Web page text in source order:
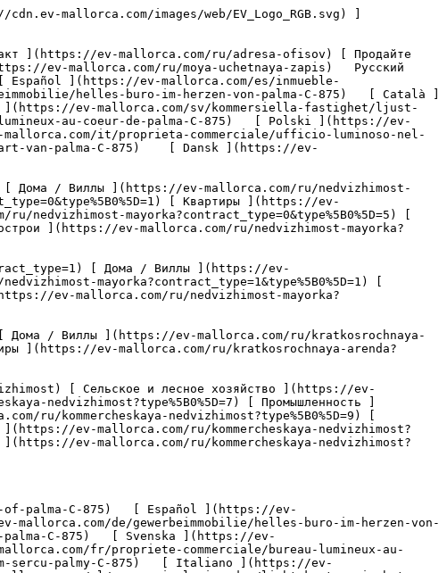
[ Все объекты недвижимости ](https://ev-mallorca.com/ru/kommercheskaya-nedvizhimost) [ Сельское и лесное хозяйство ](https://ev-mallorca.com/ru/kommercheskaya-nedvizhimost?type%5B0%5D=6) [ Отель ](https://ev-mallorca.com/ru/kommercheskaya-nedvizhimost?type%5B0%5D=7) [ Промышленность ](https://ev-mallorca.com/ru/kommercheskaya-nedvizhimost?type%5B0%5D=8) [ Инвестиция ](https://ev-mallorca.com/ru/kommercheskaya-nedvizhimost?type%5B0%5D=9) [ Гастрономия ](https://ev-mallorca.com/ru/kommercheskaya-nedvizhimost?type%5B0%5D=10) [ Земельный участок ](https://ev-mallorca.com/ru/kommercheskaya-nedvizhimost?type%5B0%5D=11) [ Офис ](https://ev-mallorca.com/ru/kommercheskaya-nedvizhimost?type%5B0%5D=12) [ Другие ](https://ev-mallorca.com/ru/kommercheskaya-nedvizhimost?type%5B0%5D=13) [ Магазин ](https://ev-mallorca.com/ru/kommercheskaya-nedvizhimost?type%5B0%5D=14) 

 [ Новострои ](https://ev-mallorca.com/ru/novostroi-mayorka) 

 [ О нас ](https://ev-mallorca.com/ru/o-nas) 

 [ О Майорке ](https://ev-mallorca.com/ru/o-mayorke) 

 [ Продайте свою недвижимость ](https://ev-mallorca.com/ru/prodat-nedvizhimost-mayorka) 

 [ Контакт ](https://ev-mallorca.com/ru/adresa-ofisov) 

   [ Моя учетная запись ](https://ev-mallorca.com/ru/moya-uchetnaya-zapis) 

 [   Позвоните нам по телефону +34 971 01 63 55   ](tel:+34971016355) 

             ![Светлый офис в самом центре Пальмы-1](https://cdn.ev-mallorca.com/images/properties/95e3b7a5-2d1a-4684-b8ba-c07f1ec7bfd4/a7592124-9d77-478b-b39b-b94a567d89a5.jpg?crop=true&crop_gravity=northwest&format=webp&quality=80)  

         ![Светлый офис в самом центре Пальмы-2](https://cdn.ev-mallorca.com/images/properties/95e3b7a5-2d1a-4684-b8ba-c07f1ec7bfd4/49035c60-fc5a-4e09-9be2-70e27fe90769.jpg?crop=true&crop_gravity=northwest&format=webp&quality=80)  

         ![Светлый офис в самом центре Пальмы-3](https://cdn.ev-mallorca.com/images/properties/95e3b7a5-2d1a-4684-b8ba-c07f1ec7bfd4/58135821-1737-449b-ba60-8c06e6f75007.jpg?crop=true&crop_gravity=northwest&format=webp&quality=80)  

         ![Светлый офис в самом центре Пальмы-4](https://cdn.ev-mallorca.com/images/properties/95e3b7a5-2d1a-4684-b8ba-c07f1ec7bfd4/f613f918-8375-4989-b491-86e15f6461c6.jpg?crop=true&crop_gravity=northwest&format=webp&quality=80)  

         ![Светлый офис в самом центре Пальмы-5](https://cdn.ev-mallorca.com/images/properties/95e3b7a5-2d1a-4684-b8ba-c07f1ec7bfd4/43af11e9-4191-424c-9507-1160b710e288.jpg?crop=true&crop_gravity=northwest&format=webp&quality=80)  

         ![Светлый офис в самом центре Пальмы-6](https://cdn.ev-mallorca.com/images/properties/95e3b7a5-2d1a-4684-b8ba-c07f1ec7bfd4/558afe5d-2d90-4d91-b46a-4443cef8fc0d.jpg?crop=true&crop_gravity=northwest&format=webp&quality=80)  

         ![Светлый офис в самом центре Пальмы-7](https://cdn.ev-mallorca.com/images/properties/95e3b7a5-2d1a-4684-b8ba-c07f1ec7bfd4/d43c1aff-06d7-44ad-a4a9-812897cb9ee6.jpg?crop=true&crop_gravity=northwest&format=webp&quality=80)  

         ![Светлый офис в самом центре Пальмы-8](https://cdn.ev-mallorca.com/images/properties/95e3b7a5-2d1a-4684-b8ba-